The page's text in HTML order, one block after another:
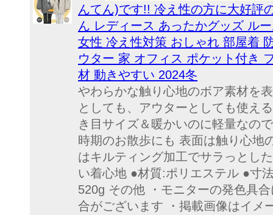
んてん)です!! 冷え性の方に大好評
ん レディース あったかグッズ ル
女性 冷え性対策 おしゃれ 部屋着
ウター 家 オフィス ポケット付き
材 動きやすい 2024冬
やわらかな触り心地のボア素材を
としても、アウターとしても使え
き目サイズ＆暖かいのに軽量なの
時期のお散歩にも 表面は触り心地
はキルティング加工でサラっとし
い着心地 ●材質:ポリエステル ●寸
520g その他 ・モニターの発色具
合がございます ・掲載画像はイメ